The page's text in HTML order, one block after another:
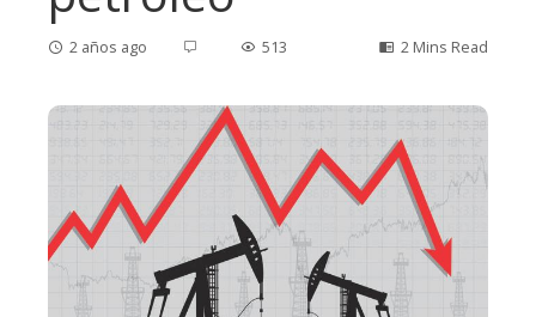
2 años ago 513 2 Mins Read